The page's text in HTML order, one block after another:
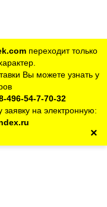
012-02-80
+7 (925) 902-46-10
переходит только
Вы можете узнать у
496-54-7-70-32
на электронную:
×